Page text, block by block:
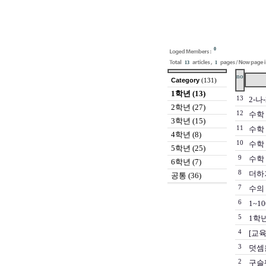
0
13 1
Category (131)
1학년 (13)
2학년 (27)
3학년 (15)
4학년 (8)
5학년 (25)
6학년 (7)
공통 (36)
no
13 2-나
12 수
11 수
10 수
9 수
8 더
7 수의
6
5 1학
4 [교
3 덧
2 구